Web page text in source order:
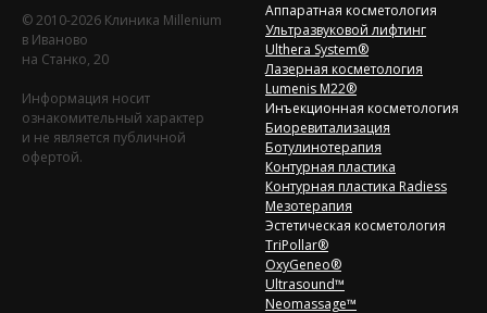
© 2010-2026 Клиника Millenium
в Иваново
на Станко, 20
Информация носит
ознакомительный характер
и не является публичной
офертой.
Аппаратная косметология
Ультразвуковой лифтинг
Ulthera System®
Лазерная косметология
Lumenis M22®
Инъекционная косметология
Биоревитализация
Ботулинотерапия
Контурная пластика
Контурная пластика Radiess
Мезотерапия
Эстетическая косметология
TriPollar®
OxyGeneo®
Ultrasound™
Neomassage™